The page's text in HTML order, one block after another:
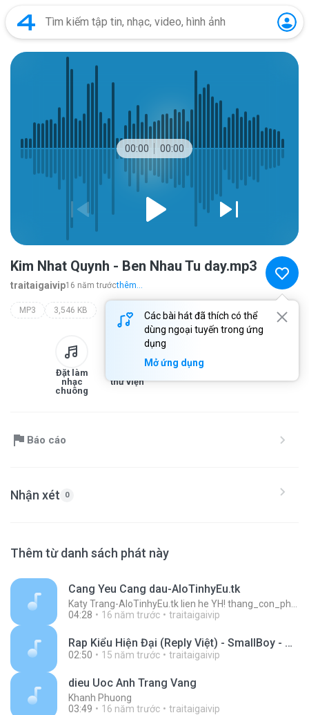
00:00 00:00
Các bài hát đã thích có thể
dùng ngoại tuyến trong ứng
dụng
Mở ứng dụng
Kim Nhat Quynh - Ben Nhau Tu day.mp3
traitaigaivip16 năm trướcthêm...
MP3 3,546 KB
Đặt làm
nhạc
chuông
thư viện
Báo cáo
Nhận xét 0
Thêm từ danh sách phát này
Cang Yeu Cang dau-AloTinhyEu.tk
04:28
16 năm trước traitaigaivip
Rap Kiểu Hiện Đại (Reply Việt) - SmallBoy - Rap Kieu Hien Dai (Reply Viet) - SmallBoy.mp3
02:50 15 năm trước traitaigaivip
dieu Uoc Anh Trang Vang
Khanh Phuong
03:49
16 năm trước traitaigaivip